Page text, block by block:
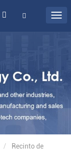
Recinto de